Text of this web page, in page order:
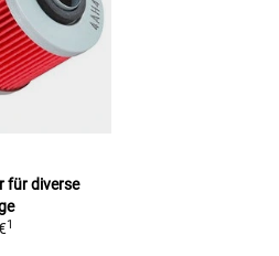
für diverse
1